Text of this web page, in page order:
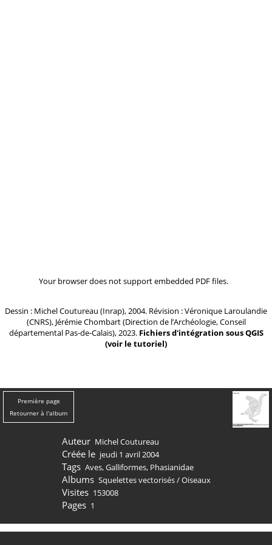
Your browser does not support embedded PDF files.
Dessin : Michel Coutureau (Inrap), 2004. Révision : Véronique Laroulandie
(CNRS), Jérémie Chombart (Direction de l’Archéologie, Conseil
départemental Pas-de-Calais), 2023. Fichiers d'intégration sous QGIS
(voir le tutoriel)
Première page
Retourner à l'album
Auteur Michel Coutureau
Créée le jeudi 1 avril 2004
Tags Aves,Galliformes, Phasianidae
Albums Squelettes vectorisés/Oiseaux
Visites 153008
Pages 1